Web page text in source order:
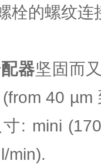
栓的螺纹连
器坚固而
40
: mini
min).